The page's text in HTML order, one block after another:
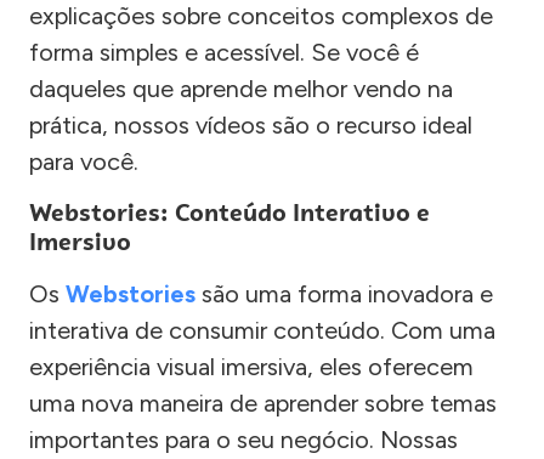
explicações sobre conceitos complexos de
forma simples e acessível. Se você é
daqueles que aprende melhor vendo na
prática, nossos vídeos são o recurso ideal
para você.
Webstories: Conteúdo Interativo e
Imersivo
Os Webstories são uma forma inovadora e
interativa de consumir conteúdo. Com uma
experiência visual imersiva, eles oferecem
uma nova maneira de aprender sobre temas
importantes para o seu negócio. Nossas